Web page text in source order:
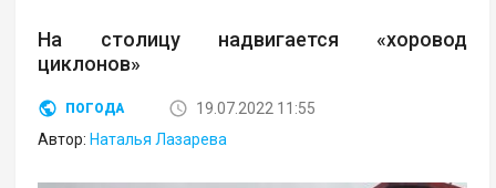
На столицу надвигается «хоровод
циклонов»
ПОГОДА
19.07.2022 11:55
Автор: Наталья Лазарева